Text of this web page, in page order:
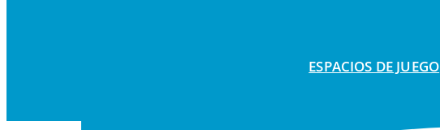
ESPACIOS DE JUEGO